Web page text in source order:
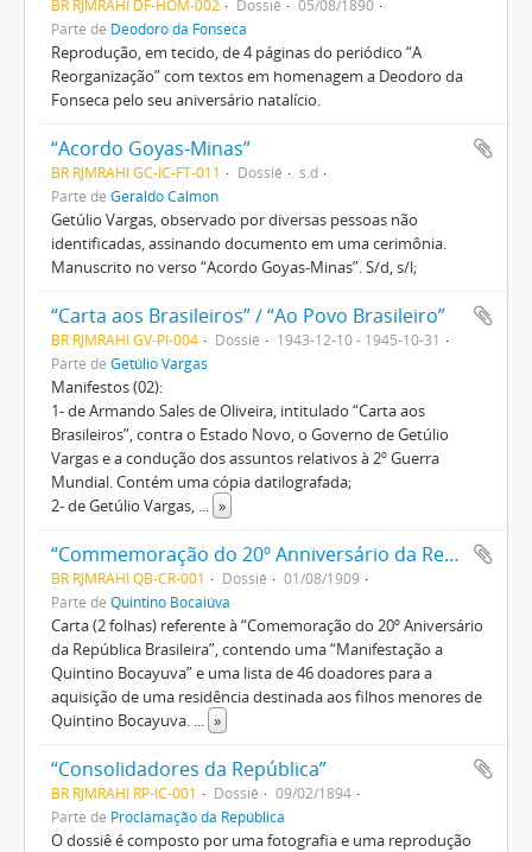
BR RJMRAHI DF-HOM-002 Dossiê
05/08/1890
Parte de Deodoro da Fonseca
Reprodução, em tecido, de 4 páginas do periódico “A
Reorganização” com textos em homenagem a Deodoro da
Fonseca pelo seu aniversário natalício.
“Acordo Goyas-Minas”
BR RJMRAHI GC-IC-FT-011 Dossiê
s.d
Parte de Geraldo Calmon
Getúlio Vargas, observado por diversas pessoas não
identificadas, assinando documento em uma cerimônia.
Manuscrito no verso “Acordo Goyas-Minas”. S/d, s/l;
“Carta aos Brasileiros” / “Ao Povo Brasileiro”
BR RJMRAHI GV-PI-004 Dossiê
1943-12-10 - 1945-10-31
Parte de Getúlio Vargas
Manifestos (02):
1- de Armando Sales de Oliveira, intitulado “Carta aos
Brasileiros”, contra o Estado Novo, o Governo de Getúlio
Vargas e a condução dos assuntos relativos à 2º Guerra
Mundial. Contém uma cópia datilografada;
2- de Getúlio Vargas, ... »
“Commemoração do 20º Anniversário da República Brazileira”
BR RJMRAHI QB-CR-001 Dossiê
01/08/1909
Parte de Quintino Bocaiúva
Carta (2 folhas) referente à “Comemoração do 20º Aniversário
da República Brasileira”, contendo uma “Manifestação a
Quintino Bocayuva” e uma lista de 46 doadores para a
aquisição de uma residência destinada aos filhos menores de
Quintino Bocayuva. ... »
“Consolidadores da República”
BR RJMRAHI RP-IC-001 Dossiê
09/02/1894
Parte de Proclamação da República
O dossiê é composto por uma fotografia e uma reprodução